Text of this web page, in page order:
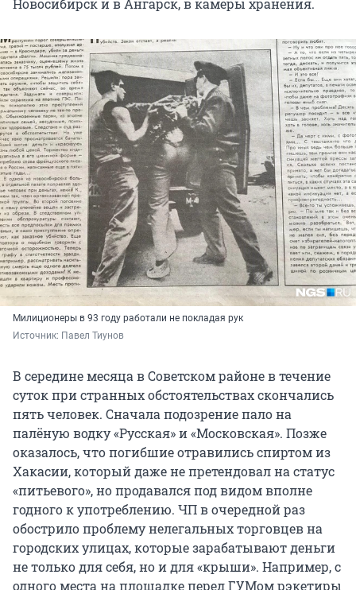
Милиционеры в 93 году работали не покладая рук
Источник: Павел Тиунов
В середине месяца в Советском районе в течение
суток при странных обстоятельствах скончались
пять человек. Сначала подозрение пало на
палёную водку «Русская» и «Московская». Позже
оказалось, что погибшие отравились спиртом из
Хакасии, который даже не претендовал на статус
«питьевого», но продавался под видом вполне
годного к употреблению. ЧП в очередной раз
обострило проблему нелегальных торговцев на
городских улицах, которые зарабатывают деньги
не только для себя, но и для «крыши». Например, с
одного места на площадке перед ГУМом рэкетиры